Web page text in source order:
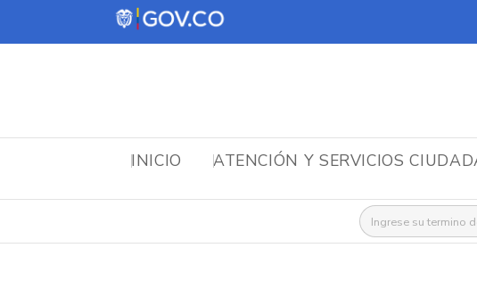
INICIO ATENCIÓN Y SERVICIOS
Buscar: